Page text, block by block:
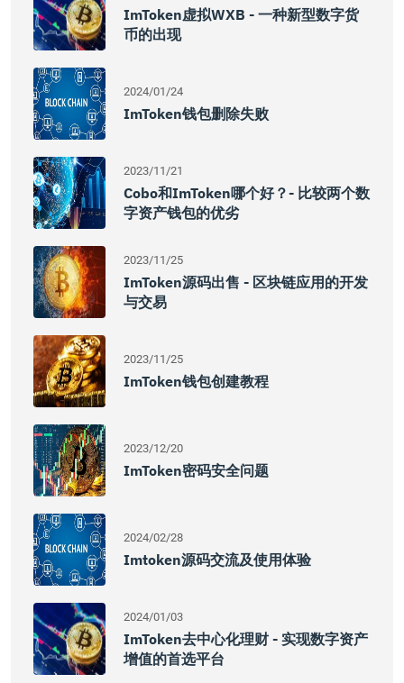
ImToken虚拟WXB - 一种新型数字货
币的出现
2024/01/24
ImToken钱包删除失败
2023/11/21
Cobo和imToken哪个好？- 比较两个数
字资产钱包的优劣
2023/11/25
ImToken源码出售 - 区块链应用的开发
与交易
2023/11/25
ImToken钱包创建教程
2023/12/20
ImToken密码安全问题
2024/02/28
Imtoken源码交流及使用体验
2024/01/03
ImToken去中心化理财 - 实现数字资产
增值的首选平台